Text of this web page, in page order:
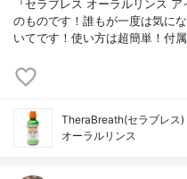
『セラブレス オーラルリンス
のものです！誰もが一度は気に
いてです！使い方は超簡単！付
TheraBreath(セラブレス)
オーラルリンス